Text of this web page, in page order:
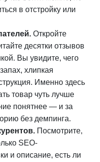
в отстройку или
Откройте
десятки отзывов
Вы увидите, чего
хлипкая
Именно здесь
товар чуть лучше
понятнее — и за
без демпинга.
Посмотрите,
SEO-
и описание, есть ли